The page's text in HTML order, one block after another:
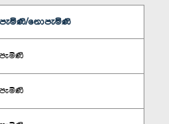
පැමිණි/නොපැමිණි
පැමිණි
පැමිණි